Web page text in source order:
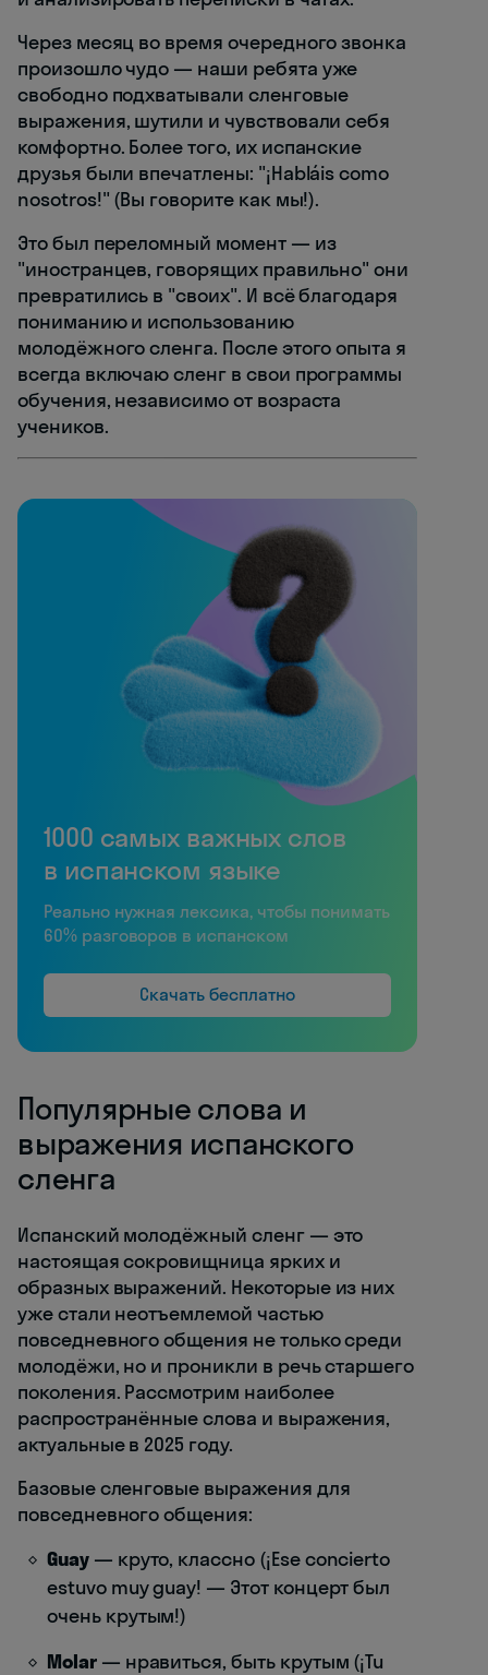
Через месяц во время очередного звонка
произошло чудо — наши ребята уже
свободно подхватывали сленговые
выражения, шутили и чувствовали себя
комфортно. Более того, их испанские
друзья были впечатлены: "¡Habláis como
nosotros!" (Вы говорите как мы!).
Это был переломный момент — из
"иностранцев, говорящих правильно" они
превратились в "своих". И всё благодаря
пониманию и использованию
молодёжного сленга. После этого опыта я
всегда включаю сленг в свои программы
обучения, независимо от возраста
учеников.
1000 самых важных слов
в испанском языке
Реально нужная лексика, чтобы понимать
60% разговоров в испанском
Скачать бесплатно
Популярные слова и
выражения испанского
сленга
Испанский молодёжный сленг — это
настоящая сокровищница ярких и
образных выражений. Некоторые из них
уже стали неотъемлемой частью
повседневного общения не только среди
молодёжи, но и проникли в речь старшего
поколения. Рассмотрим наиболее
распространённые слова и выражения,
актуальные в 2025 году.
Базовые сленговые выражения для
повседневного общения:
Guay— круто, классно (¡Ese concierto
estuvo muy guay! — Этот концерт был
очень крутым!)
Molar— нравиться, быть крутым (¡Tu